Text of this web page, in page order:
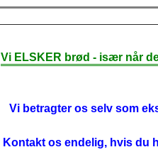
Vi ELSKER brød - især når
Vi betragter os selv som
Kontakt os endelig, hvis du